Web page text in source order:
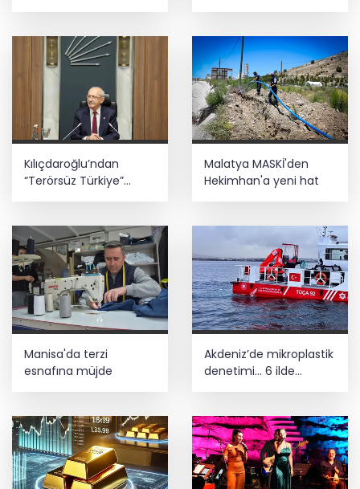
milyon dolar
Kılıçdaroğlu’ndan
“Terörsüz Türkiye”
mesajı... Sürece
vereceğiz
Malatya MASKİ'den
Hekimhan'a yeni hat
Manisa'da terzi
esnafına müjde
Akdeniz’de mikroplastik
denetimi... 6 ilde